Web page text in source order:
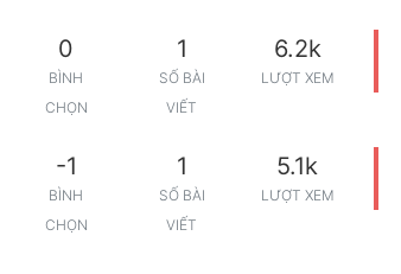
0
BÌNH
CHỌN
1
SỐ BÀI
VIẾT
6.2k
LƯỢT XEM
-1
BÌNH
CHỌN
1
SỐ BÀI
VIẾT
5.1k
LƯỢT XEM